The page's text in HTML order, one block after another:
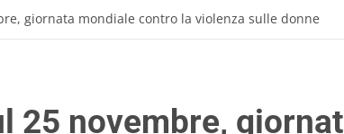
giornata mondiale contro la violenza sulle donne
25 novembre,